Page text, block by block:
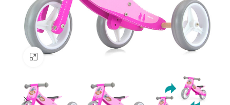
Klick zum Vergrößern